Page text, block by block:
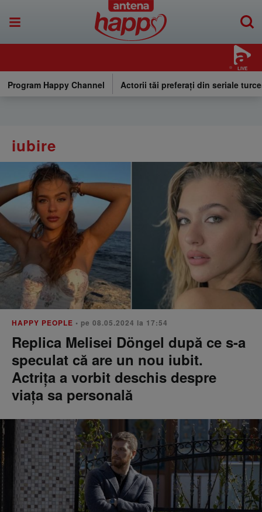
LIVE
Program Happy Channel Actorii tăi preferați din seriale
iubire
HAPPY PEOPLE • pe 08.05.2024 la 17:54
Replica Melisei Döngel după ce s-a
speculat că are un nou iubit.
Actrița a vorbit deschis despre
viața sa personală